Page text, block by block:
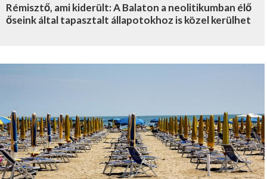
Rémisztő, ami kiderült: A Balaton a neolitikumban élő
őseink által tapasztalt állapotokhoz is közel kerülhet